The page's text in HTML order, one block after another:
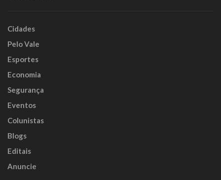
Cidades
Pelo Vale
Esportes
Economia
Segurança
Eventos
Colunistas
Blogs
Editais
Anuncie